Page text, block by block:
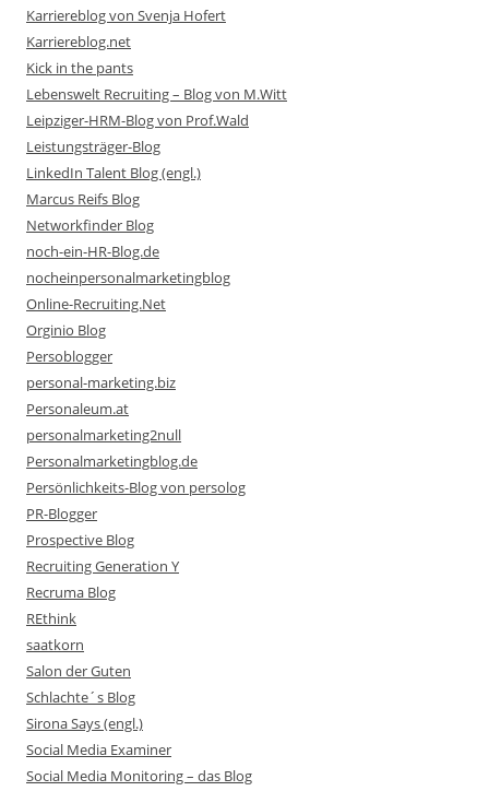
Karriereblog von Svenja Hofert
Karriereblog.net
Kick in the pants
Lebenswelt Recruiting – Blog von M.Witt
Leipziger-HRM-Blog von Prof.Wald
Leistungsträger-Blog
LinkedIn Talent Blog (engl.)
Marcus Reifs Blog
Networkfinder Blog
noch-ein-HR-Blog.de
nocheinpersonalmarketingblog
Online-Recruiting.Net
Orginio Blog
Persoblogger
personal-marketing.biz
Personaleum.at
personalmarketing2null
Personalmarketingblog.de
Persönlichkeits-Blog von persolog
PR-Blogger
Prospective Blog
Recruiting Generation Y
Recruma Blog
REthink
saatkorn
Salon der Guten
Schlachte´s Blog
Sirona Says (engl.)
Social Media Examiner
Social Media Monitoring – das Blog